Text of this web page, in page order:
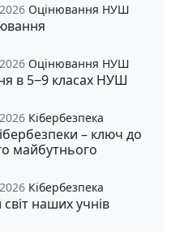
Оцінювання НУШ
Оцінювання НУШ
в 5‒9 класах НУШ
Кібербезпека
– ключ до
майбутнього
Кібербезпека
наших учнів